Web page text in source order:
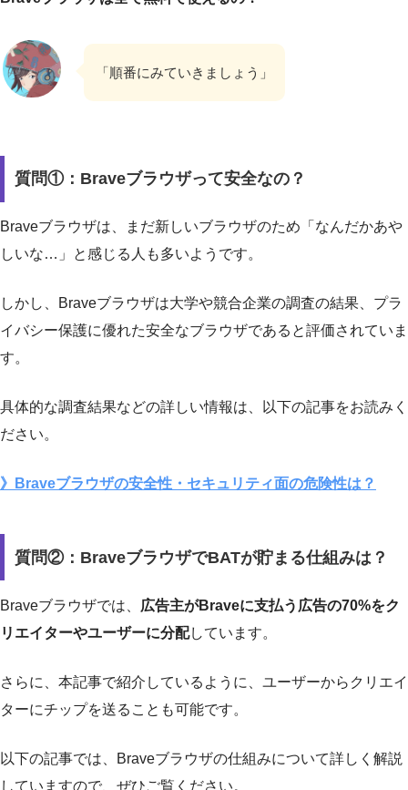
「順番にみていきましょう」
質問①：Braveブラウザって安全なの？
Braveブラウザは、まだ新しいブラウザのため「なんだかあや
しいな…」と感じる人も多いようです。
しかし、Braveブラウザは大学や競合企業の調査の結果、プラ
イバシー保護に優れた安全なブラウザであると評価されていま
す。
具体的な調査結果などの詳しい情報は、以下の記事をお読みく
ださい。
》Braveブラウザの安全性・セキュリティ面の危険性は？
質問②：BraveブラウザでBATが貯まる仕組みは？
Braveブラウザでは、 広告主がBraveに支払う広告の70%をク
リエイターやユーザーに分配しています。
さらに、本記事で紹介しているように、ユーザーからクリエイ
ターにチップを送ることも可能です。
以下の記事では、Braveブラウザの仕組みについて詳しく解説
していますので、ぜひご覧ください。